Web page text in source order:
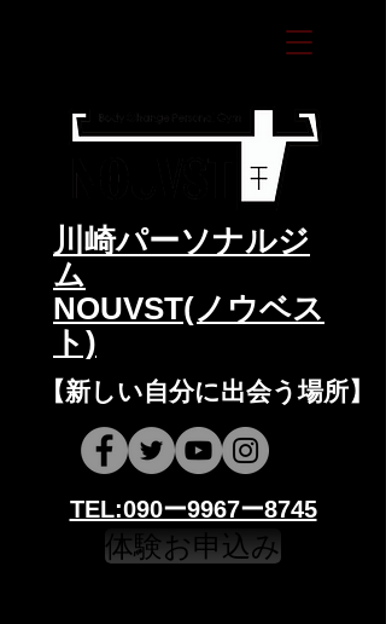
​川崎パーソナルジ
ム
NOUVST(ノウベス
ト)
​​【新しい自分に出会う場所】
​​TEL:090ー9967ー8745
体験お申込み